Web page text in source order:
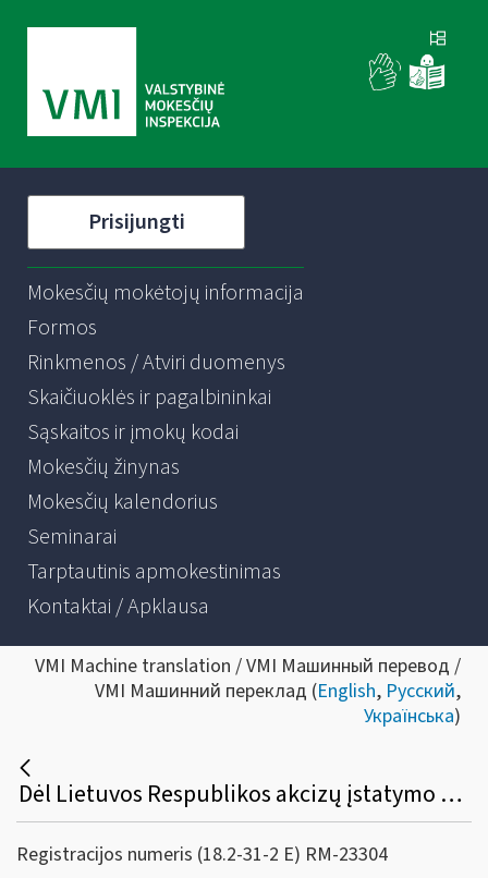
Prisijungti
Mokesčių mokėtojų informacija
Formos
Rinkmenos / Atviri duomenys
Skaičiuoklės ir pagalbininkai
Sąskaitos ir įmokų kodai
Mokesčių žinynas
Mokesčių kalendorius
Seminarai
Tarptautinis apmokestinimas
Kontaktai / Apklausa
VMI Machine translation / VMI Машинный перевод /
VMI Машинний переклад (English, Русский,
Українська)
Dėl Lietuvos Respublikos akcizų įstatymo pakeitimo 2019-07-30
Registracijos numeris (18.2-31-2 E) RM-23304